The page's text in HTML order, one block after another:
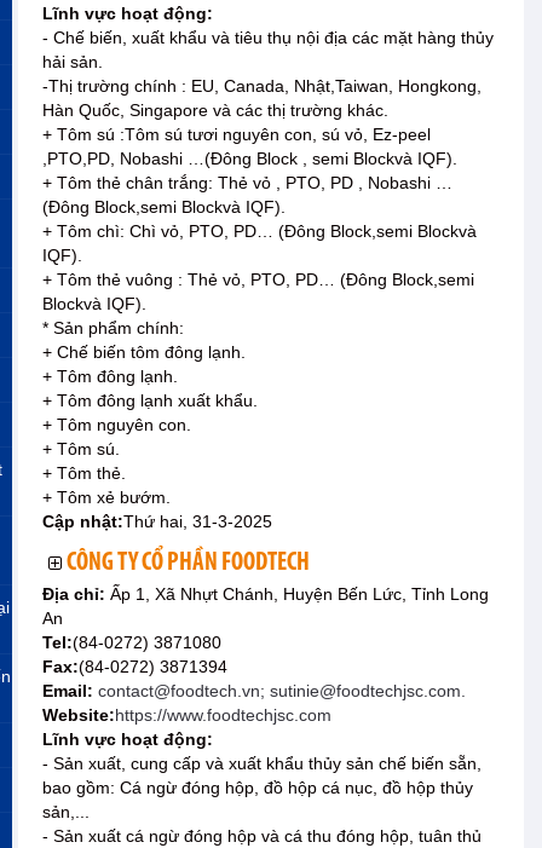
Lĩnh vực hoạt động:
- Chế biến, xuất khẩu và tiêu thụ nội địa các mặt hàng thủy
hải sản.
-Thị trường chính : EU, Canada, Nhật,Taiwan, Hongkong,
Hàn Quốc, Singapore và các thị trường khác.
+ Tôm sú :Tôm sú tươi nguyên con, sú vỏ, Ez-peel
,PTO,PD, Nobashi …(Đông Block , semi Blockvà IQF).
+ Tôm thẻ chân trắng: Thẻ vỏ , PTO, PD , Nobashi …
(Đông Block,semi Blockvà IQF).
+ Tôm chì: Chì vỏ, PTO, PD… (Đông Block,semi Blockvà
IQF).
+ Tôm thẻ vuông : Thẻ vỏ, PTO, PD… (Đông Block,semi
Blockvà IQF).
* Sản phẩm chính:
+ Chế biến tôm đông lạnh.
+ Tôm đông lạnh.
+ Tôm đông lạnh xuất khẩu.
+ Tôm nguyên con.
+ Tôm sú.
+ Tôm thẻ.
+ Tôm xẻ bướm.
Cập nhật:Thứ hai, 31-3-2025
CÔNG TY CỔ PHẦN FOODTECH
Địa chỉ: Ấp 1, Xã Nhựt Chánh, Huyện Bến Lức, Tỉnh Long
An
Tel:(84-0272) 3871080
Fax:(84-0272) 3871394
Email: contact@foodtech.vn; sutinie@foodtechjsc.com.
Website:https://www.foodtechjsc.com
Lĩnh vực hoạt động:
- Sản xuất, cung cấp và xuất khẩu thủy sản chế biến sẵn,
bao gồm: Cá ngừ đóng hộp, đồ hộp cá nục, đồ hộp thủy
sản,...
- Sản xuất cá ngừ đóng hộp và cá thu đóng hộp, tuân thủ